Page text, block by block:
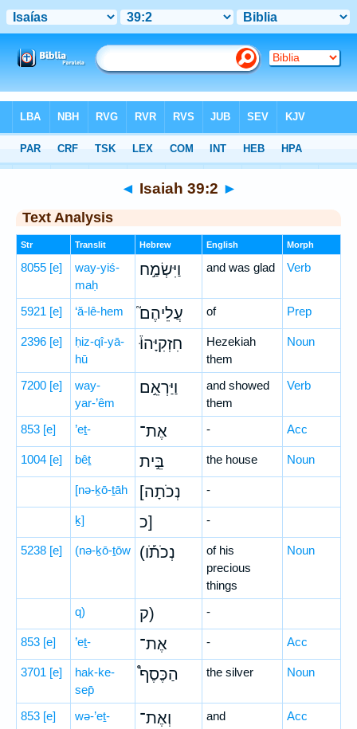
Hebrew> Isaiah 39:2
◄ Isaiah 39:2 ►
Text Analysis
Str Translit Hebrew English Morph
8055 [e]
way-yiś-
maḥ
וַיִּשְׂמַ֣ח and was glad Verb
5921 [e] ‘ă-lê-hem עֲלֵיהֶם֮ of Prep
2396 [e]
ḥiz-qî-yā-
hū
חִזְקִיָּהוּ֒
Hezekiah
them
Noun
7200 [e]
way-
yar-’êm
וַיַּרְאֵ֣ם
and showed
them
Verb
853 [e] ’eṯ- אֶת־ - Acc
1004 [e] bêṯ בֵּ֣ית the house Noun
[nə-ḵō-ṯāh [נְכֹתָה -
ḵ] כ] -
5238 [e] (nə-ḵō-ṯōw (נְכֹתֹ֡ו
of his
precious
things
Noun
q) ק) -
853 [e] ’eṯ- אֶת־ - Acc
3701 [e]
hak-ke-
sep̄
הַכֶּסֶף֩ the silver Noun
853 [e] wə-’eṯ- וְאֶת־ and Acc